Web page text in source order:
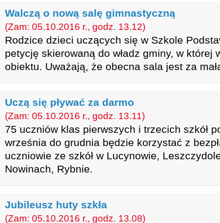
Walczą o nową salę gimnastyczną
(Zam: 05.10.2016 r., godz. 13.12)
Rodzice dzieci uczących się w Szkole
petycję skierowaną do władz gminy, w której
obiektu. Uważają, że obecna sala jest za
Uczą się pływać za darmo
(Zam: 05.10.2016 r., godz. 13.11)
75 uczniów klas pierwszych i trzecich szkół
września do grudnia będzie korzystać z
uczniowie ze szkół w Lucynowie,
Nowinach, Rybnie.
Jubileusz huty szkła
(Zam: 05.10.2016 r., godz. 13.08)